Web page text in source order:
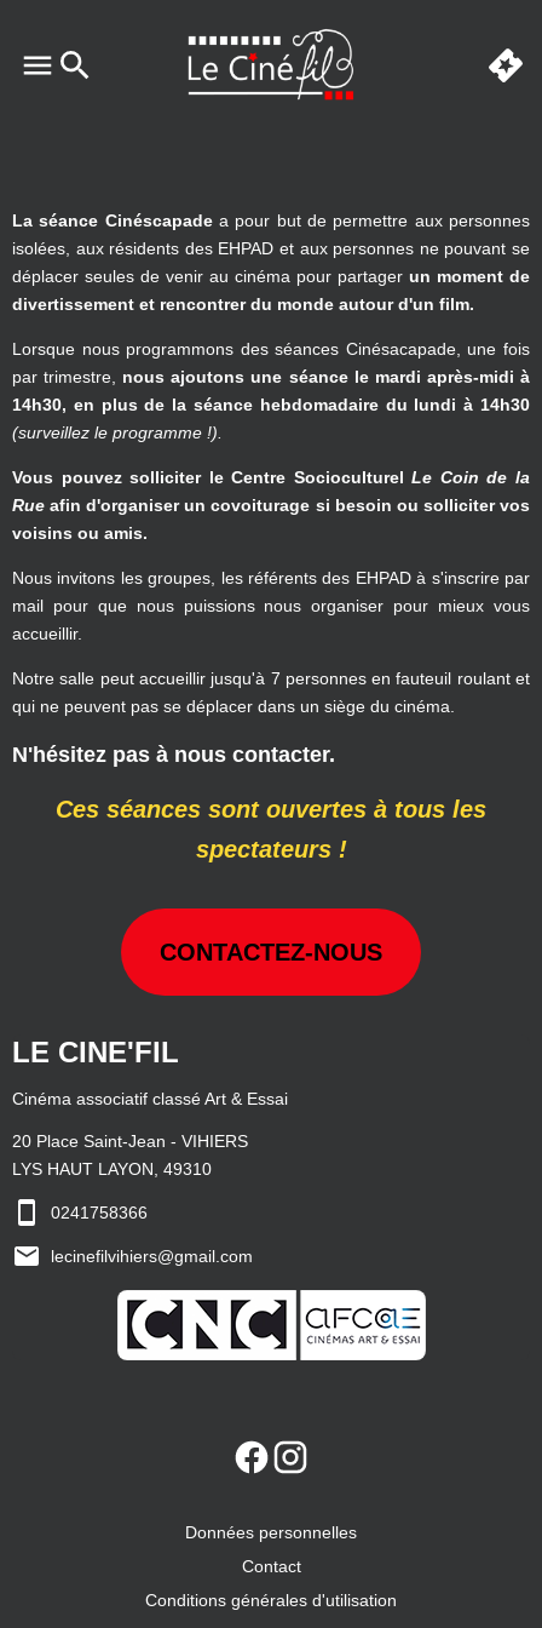
La séance Cinéscapadea pour but de permettre aux personnes
isolées, aux résidents des EHPAD et aux personnes ne pouvant se
déplacer seules de venir au cinéma pour partager un moment de
divertissement et rencontrer du monde autour d'un film.
Lorsque nous programmons des séances Cinésacapade, une fois
par trimestre, nous ajoutons une séance le mardi après-midi à
14h30, en plus de la séance hebdomadaire du lundi à 14h30
(surveillez le programme !).
Vous pouvez solliciter le Centre SocioculturelLe Coin de la
Rue afin d'organiser un covoiturage si besoin ou solliciter vos
voisins ou amis.
Nous invitons les groupes, les référents des EHPAD à s'inscrire par
mail pour que nous puissions nous organiser pour mieux vous
accueillir.
Notre salle peut accueillir jusqu'à 7 personnes en fauteuil roulant et
qui ne peuvent pas se déplacer dans un siège du cinéma.
N'hésitez pas à nous contacter.
Ces séances sont ouvertes à tous les
spectateurs !
CONTACTEZ-NOUS
LE CINE'FIL
Cinéma associatif classé Art & Essai
20 Place Saint-Jean - VIHIERS
LYS HAUT LAYON, 49310
0241758366
lecinefilvihiers@gmail.com
Données personnelles
Contact
Conditions générales d'utilisation